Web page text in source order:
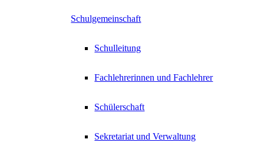
Schulgemeinschaft
Schulleitung
Fachlehrerinnen und Fachlehrer
Schülerschaft
Sekretariat und Verwaltung